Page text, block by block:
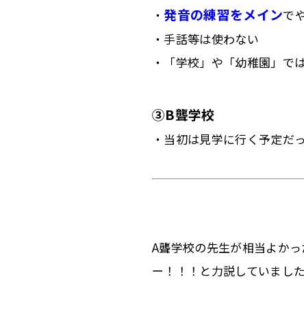
・発音の練習をメインで
・手話等は使わない
・「学校」や「幼稚園」で
③B聾学校
・当初は見学に行く予定だ
A聾学校の先生が相当よか
ー！！！と力説していまし